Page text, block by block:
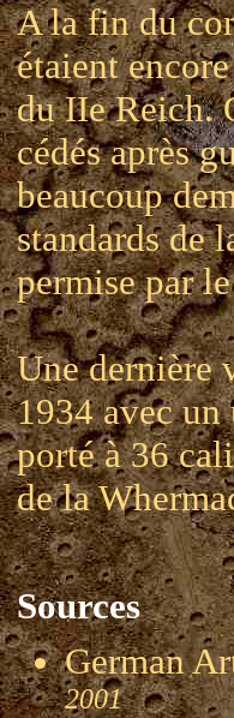
A la fin du
étaient
du IIe Reich.
cédés après
beaucoup
standards de
permise par
Une dernière
1934 avec
porté à 36
de la
Sources
German
2001